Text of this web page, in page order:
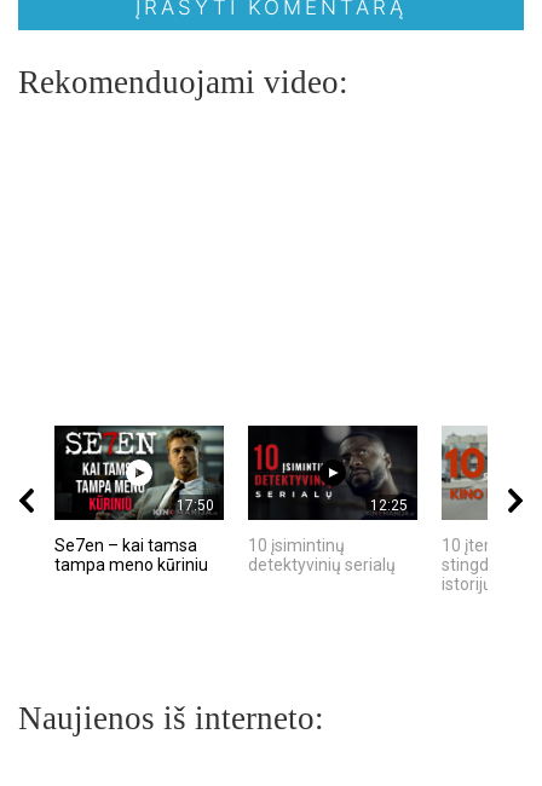
Rekomenduojami video:
17:50
Se7en – kai tamsa
tampa meno kūriniu
12:25
10 įsimintinų
detektyvinių serialų
10 įtemptų,
stingdančių
istorijų
Naujienos iš interneto: